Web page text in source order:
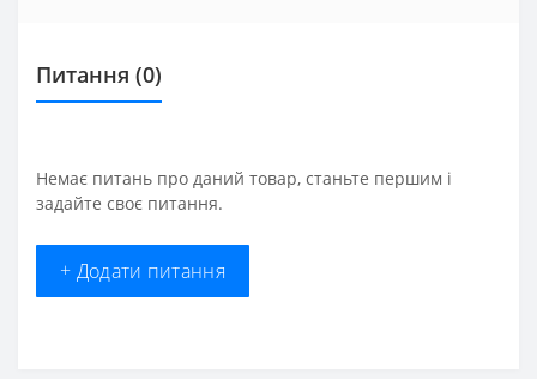
Питання (0)
Немає питань про даний товар, станьте першим і
задайте своє питання.
+ Додати питання